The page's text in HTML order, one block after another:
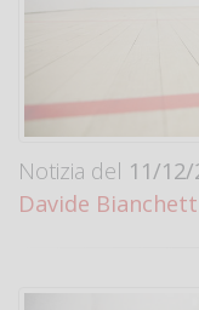
Notizia del 11/12/
Davide